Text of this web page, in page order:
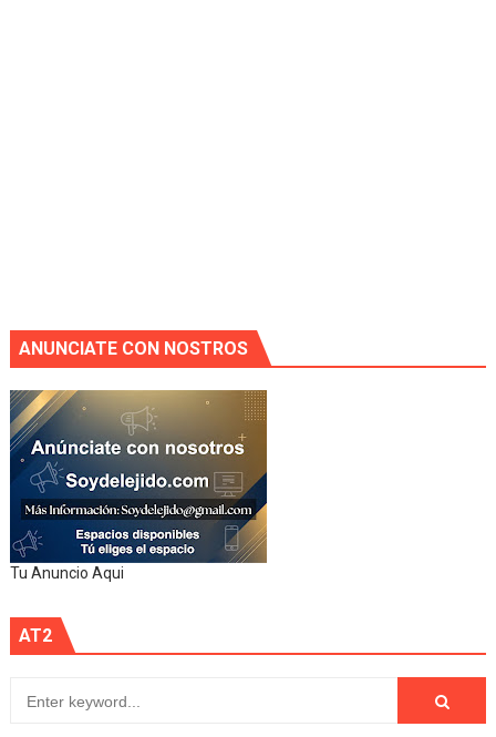
ANUNCIATE CON NOSTROS
Tu Anuncio Aqui
AT2